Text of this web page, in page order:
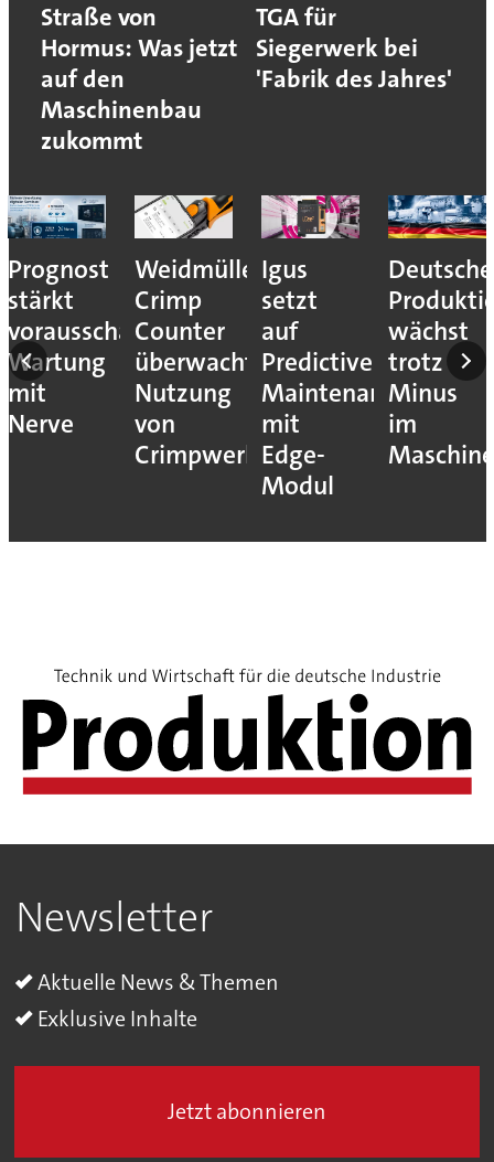
Straße von
Hormus: Was jetzt
auf den
Maschinenbau
zukommt
TGA für
Siegerwerk bei
'Fabrik des Jahres'
Prognost
stärkt
vorausschauende
Wartung
mit
Nerve
Weidmüller:
Crimp
Counter
überwacht
Nutzung
von
Crimpwerkzeugen
Igus
setzt
auf
Predictive
Maintenance
mit
Edge-
Modul
Deutsche
wächst
trotz
Minus
im
Newsletter
Aktuelle News & Themen
Exklusive Inhalte
Jetzt abonnieren